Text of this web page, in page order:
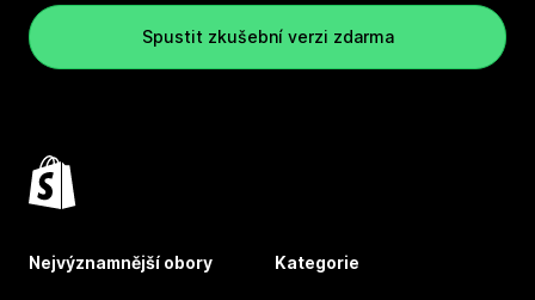
Spustit zkušební verzi zdarma
Nejvýznamnější obory Kategorie